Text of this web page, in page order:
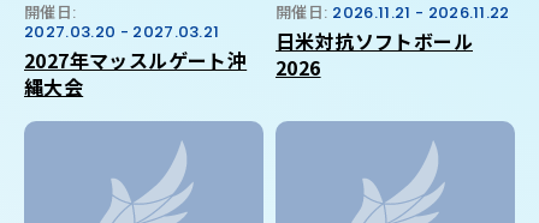
開催日:
2027.03.20 - 2027.03.21
2027年マッスルゲート沖
縄大会
開催日: 2026.11.21 - 2026.11.22
日米対抗ソフトボール
2026